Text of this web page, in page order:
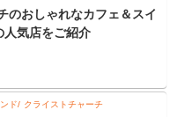
のおしゃれなカフェ＆スイ
人気店をご紹介
ド クライストチャーチ